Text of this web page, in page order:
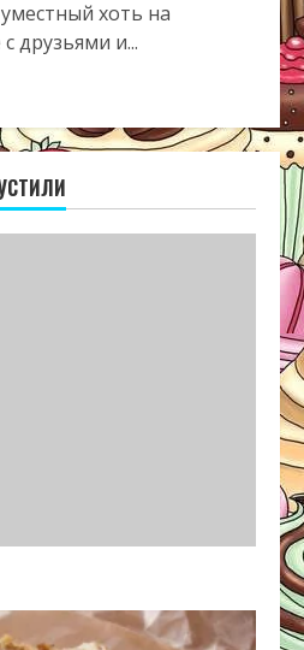
хоть на
друзьями и...